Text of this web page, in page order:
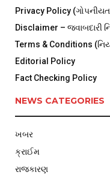
Privacy Policy
Disclaimer – જવાબદારી
Terms & Conditions
Editorial Policy
Fact Checking Policy
NEWS CATEGORIES
ખબર
ક્રાઈમ
રાજકારણ